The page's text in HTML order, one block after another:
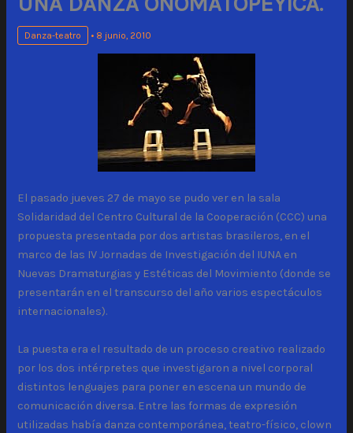
Danza-teatro • 8 junio, 2010
El pasado jueves 27 de mayo se pudo ver en la sala
Solidaridad del Centro Cultural de la Cooperación (CCC) una
propuesta presentada por dos artistas brasileros, en el
marco de las IV Jornadas de Investigación del IUNA en
Nuevas Dramaturgias y Estéticas del Movimiento (donde se
presentarán en el transcurso del año varios espectáculos
internacionales).
La puesta era el resultado de un proceso creativo realizado
por los dos intérpretes que investigaron a nivel corporal
distintos lenguajes para poner en escena un mundo de
comunicación diversa. Entre las formas de expresión
utilizadas había danza contemporánea, teatro-físico, clown